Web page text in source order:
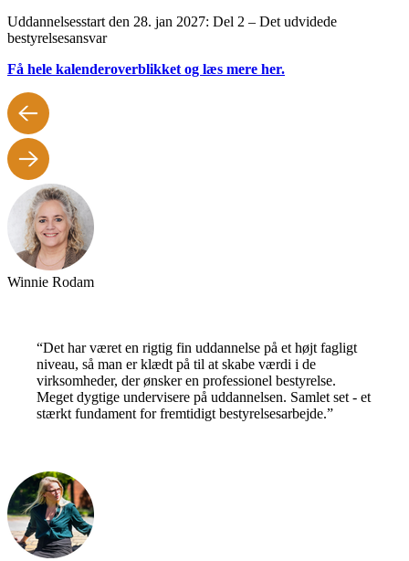
Uddannelsesstart den 28. jan 2027: Del 2 – Det udvidede
bestyrelsesansvar
Få hele kalenderoverblikket og læs mere her.
Winnie Rodam
“Det har været en rigtig fin uddannelse på et højt fagligt
niveau, så man er klædt på til at skabe værdi i de
virksomheder, der ønsker en professionel bestyrelse.
Meget dygtige undervisere på uddannelsen. Samlet set - et
stærkt fundament for fremtidigt bestyrelsesarbejde.”